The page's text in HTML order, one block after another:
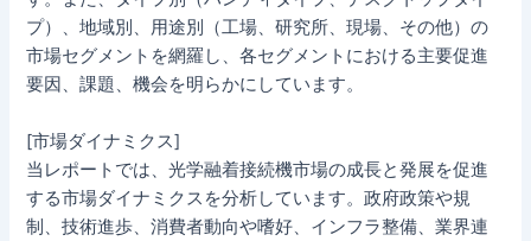
プ）、地域別、用途別（工場、研究所、現場、その他）の
市場セグメントを網羅し、各セグメントにおける主要促進
要因、課題、機会を明らかにしています。
[市場ダイナミクス]
当レポートでは、光学融着接続機市場の成長と発展を促進
する市場ダイナミクスを分析しています。政府政策や規
制、技術進歩、消費者動向や嗜好、インフラ整備、業界連